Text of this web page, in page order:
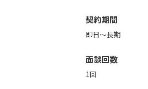
契約期間
即日～長期
面談回数
1回